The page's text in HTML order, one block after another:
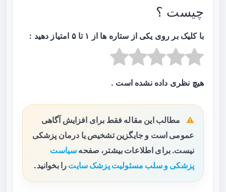
چیست ؟
با کلیک بر روی یکی از ستاره ها از ۱ تا ۵ امتیاز دهید :
هیچ نظری داده نشده است .
مطالب این مقاله فقط برای افزایش آگاهی
عمومی است و جایگزین تشخیص یا درمان پزشکی
نیست. برای اطلاعات بیشتر، صفحه سیاست
پزشکی و سلب مسئولیت پزشک سایت را بخوانید.